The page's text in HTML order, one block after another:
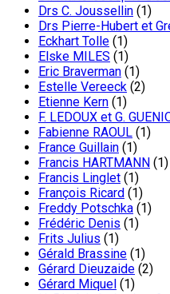
Drs C. Joussellin (1)
Drs Pierre-Hubert et
Eckhart Tolle (1)
Elske MILES (1)
Eric Braverman (1)
Estelle Vereeck (2)
Etienne Kern (1)
F. LEDOUX et G.
Fabienne RAOUL (1)
France Guillain (1)
Francis HARTMANN (1)
Francis Linglet (1)
François Ricard (1)
Freddy Potschka (1)
Frédéric Denis (1)
Frits Julius (1)
Gérald Brassine (1)
Gérard Dieuzaide (2)
Gérard Miquel (1)